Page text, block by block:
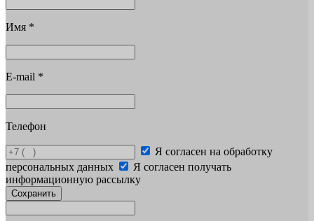
Имя *
E-mail *
Телефон
Я согласен на обработку
персональных данных
Я согласен получать
информационную рассылку
Сохранить